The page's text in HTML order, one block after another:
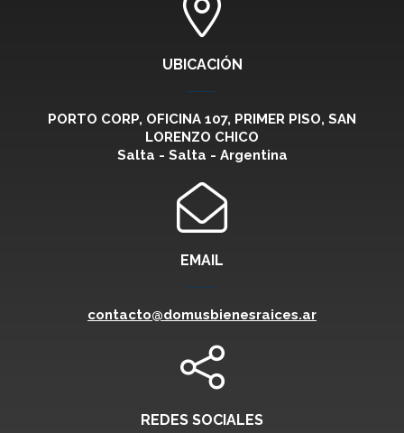
UBICACIÓN
PORTO CORP, OFICINA 107, PRIMER PISO, SAN
LORENZO CHICO
Salta - Salta - Argentina
EMAIL
contacto@domusbienesraices.ar
REDES SOCIALES